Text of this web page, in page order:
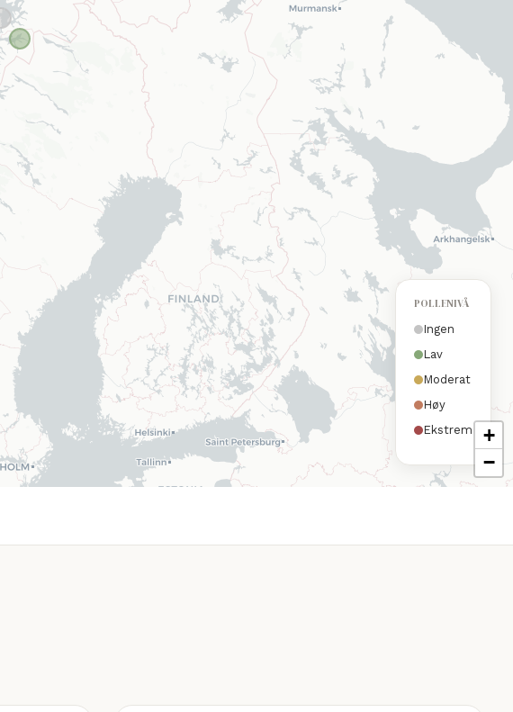
+
−
POLLENIVÅ
Ingen
Lav
Moderat
Høy
Ekstrem